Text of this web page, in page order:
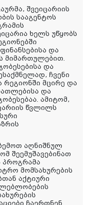
, შვეიცარიის
სააგენტოს
ხელს უწყობს
და
მიმართულებით.
და
, ჩვენი
რეგიონში მცირე და
და
. ამიტომ,
წვლილს
აღნიშნულ
შეემუშავებინათ
პროგრამა
მომსახურების
აქტიური
ჩაერთნენ